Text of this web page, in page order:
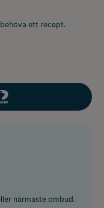
ett recept.
närmaste ombud.